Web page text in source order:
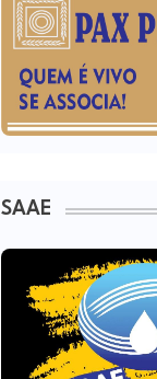
SAAE